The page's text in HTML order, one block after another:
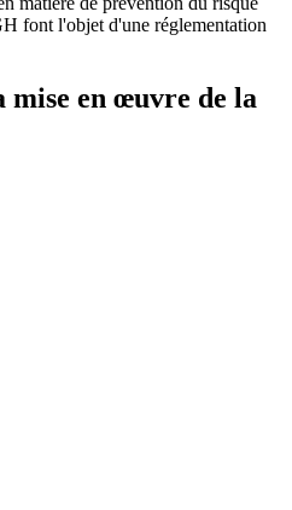
font l'objet d'une réglementation
mise en œuvre de la